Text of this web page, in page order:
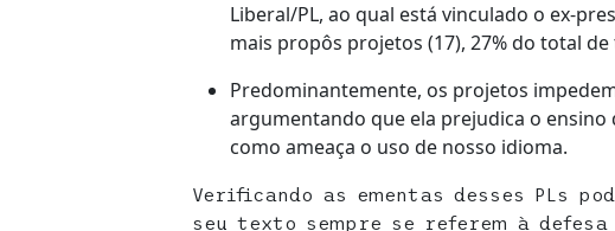
Liberal/PL, ao qual está vinculado o ex-
mais propôs projetos (17), 27% do total
Predominantemente, os projetos
argumentando que ela prejudica o
como ameaça o uso de nosso idioma.
Verificando as ementas desses PLs
seu texto sempre se referem à